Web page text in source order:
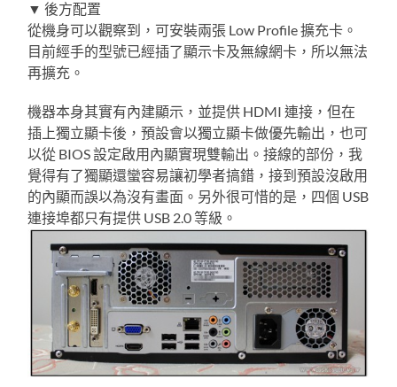
▼ 後方配置
從機身可以觀察到，可安裝兩張 Low Profile 擴充卡。
目前經手的型號已經插了顯示卡及無線網卡，所以無法
再擴充。
機器本身其實有內建顯示，並提供 HDMI 連接，但在
插上獨立顯卡後，預設會以獨立顯卡做優先輸出，也可
以從 BIOS 設定啟用內顯實現雙輸出。接線的部份，我
覺得有了獨顯還蠻容易讓初學者搞錯，接到預設沒啟用
的內顯而誤以為沒有畫面。另外很可惜的是，四個 USB
連接埠都只有提供 USB 2.0 等級。